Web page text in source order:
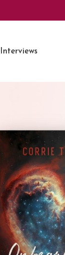
Interviews